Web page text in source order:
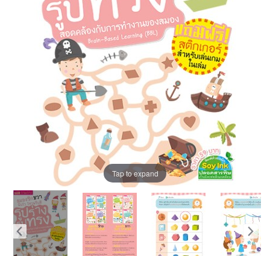
Tap to expand